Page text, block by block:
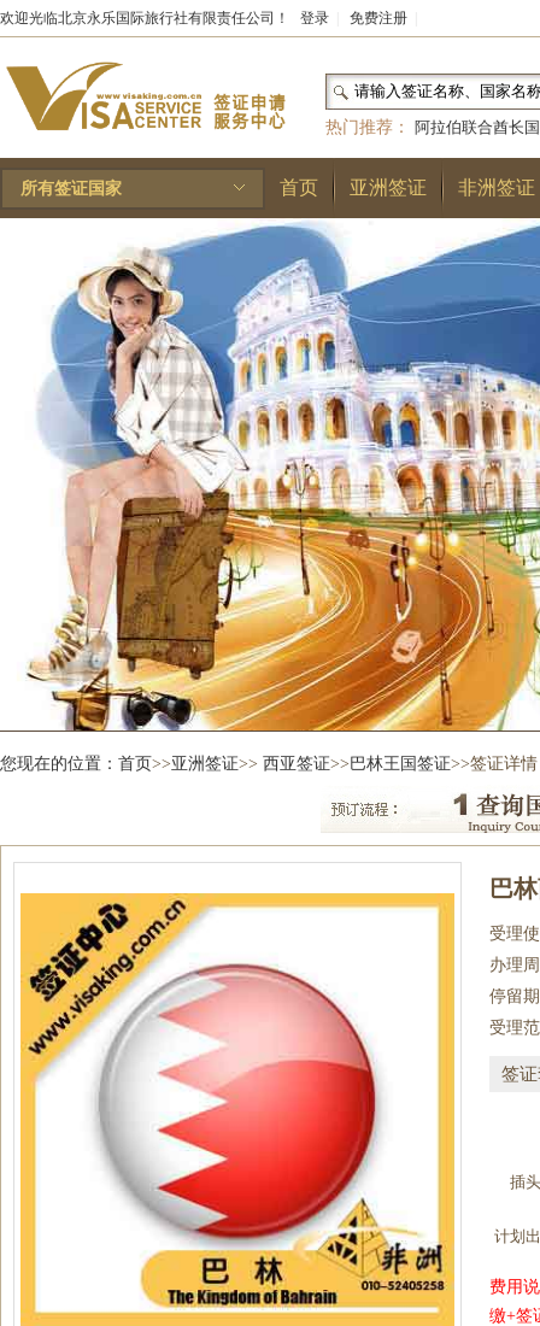
欢迎光临北京永乐国际旅行社有限责任公司！ 登录 免费注册
热门推荐：
阿拉伯联合酋长国
和国|布基纳法索|巴勒斯坦
林王国|安道尔公国|
所有签证国家 首页 亚洲签证 非洲签证
您现在的位置： 首页>>亚洲签证>> 西亚签证>> 巴林王国签证>>签证详情
巴
受理
办理
停留
受理
签
插
计划
费用
缴+签